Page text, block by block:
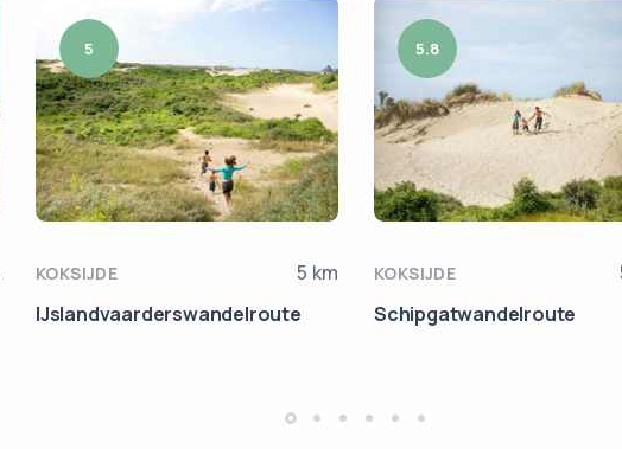
5
KOKSIJDE
5 km
IJslandvaarderswandelroute
5.8
KOKSIJDE
Schipgatwandelroute